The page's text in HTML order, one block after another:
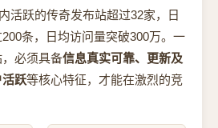
活跃的传奇发布站超过32家，日
条，日均访问量突破300万。一
必须具备信息真实可靠、更新及
活跃等核心特征，才能在激烈的竞